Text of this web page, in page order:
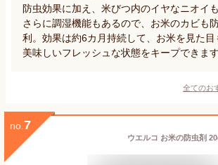
防虫効果に加え、米びつ内のイヤなニオイ
さらに調湿機能もあるので、お米のカビも
利。効果は約6カ月持続して、お米を見た目
美味しいフレッシュな状態をキープできます
全てのお
no. 7
ウエルコ お米の防虫剤